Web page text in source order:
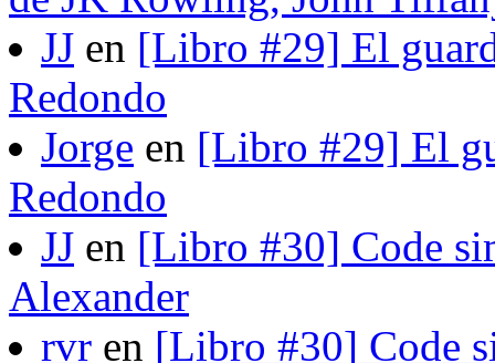
JJ en [Libro #29] El
Redondo
Jorge en [Libro #29] El
Redondo
JJ en [Libro #30] Code
Alexander
rvr en [Libro #30] Code